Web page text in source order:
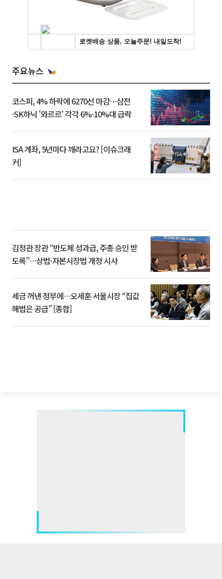
주요뉴스
코스피, 4% 하락에 6270선 마감…삼전
·SK하닉 '와르르' 각각 6%·10%대 급락
ISA 계좌, 5년마다 깨라고요? [이슈크래
커]
김정관 장관 “반도체 성과급, 주총 승인 받
도록”…상법·자본시장법 개정 시사
세금 꺼낸 정부에…오세훈 서울시장 “집값
해법은 공급” [종합]